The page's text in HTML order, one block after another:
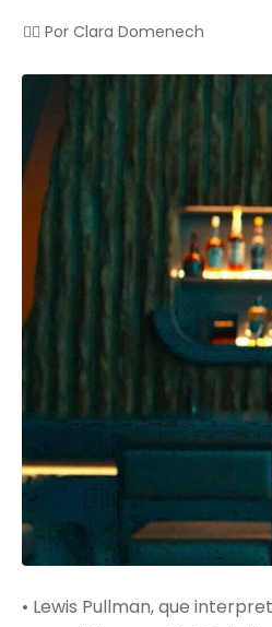
✍🏻 Por Clara Domenech
• Lewis Pullman, que